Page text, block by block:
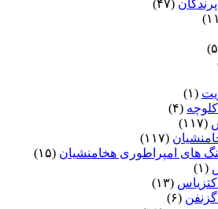
(۴۷)
(۱)
(۴)
(۱۱۷)
(۱۱۷)
های امپراطوری هخامنشیان (۱۵)
(۱)
(۱۳)
(۶)